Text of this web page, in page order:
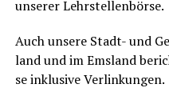
unse­rer Lehrstellenbörse.
Auch unse­re Stadt- und
land und im Ems­land
se inklu­si­ve Verlinkungen.